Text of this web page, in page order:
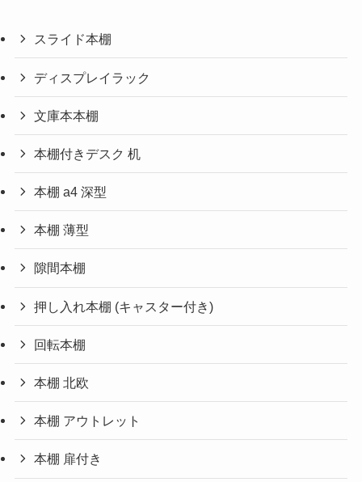
スライド本棚
ディスプレイラック
文庫本本棚
本棚付きデスク 机
本棚 a4 深型
本棚 薄型
隙間本棚
押し入れ本棚 (キャスター付き)
回転本棚
本棚 北欧
本棚 アウトレット
本棚 扉付き